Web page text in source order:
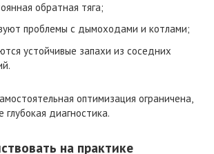
обратная тяга;
проблемы с дымоходами и котлами;
устойчивые запахи из соседних
оптимизация ограничена,
глубокая диагностика.
на практике